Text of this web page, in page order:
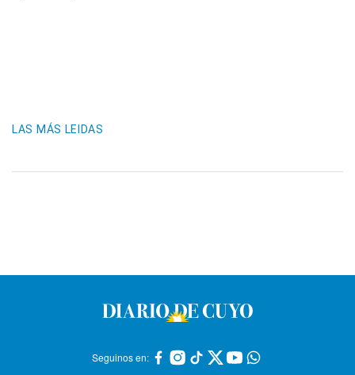
LAS MÁS LEIDAS
Seguinos en: